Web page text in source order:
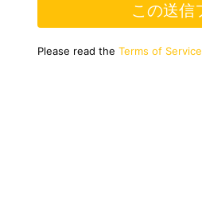
この送信
Please read the Terms of Service